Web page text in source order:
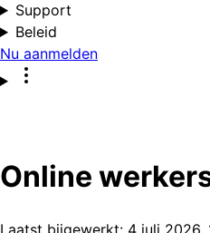
Support
Beleid
Nu aanmelden
Online
Laatst bijgewerkt: 4 juli 2026,